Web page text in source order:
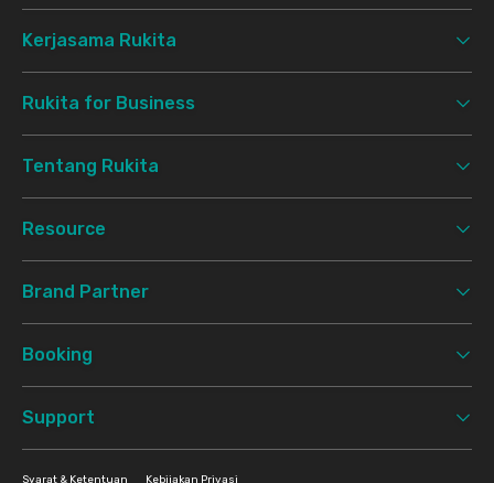
Kerjasama Rukita
Rukita for Business
Tentang Rukita
Resource
Brand Partner
Booking
Support
Syarat & Ketentuan Kebijakan Privasi